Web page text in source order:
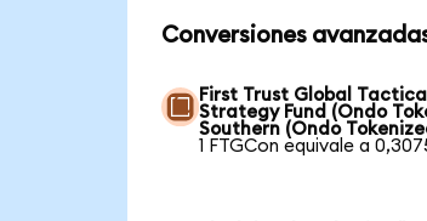
Conversiones
First Trust Global
Strategy Fund (Ondo
Southern (Ondo
1 FTGCon equivale a